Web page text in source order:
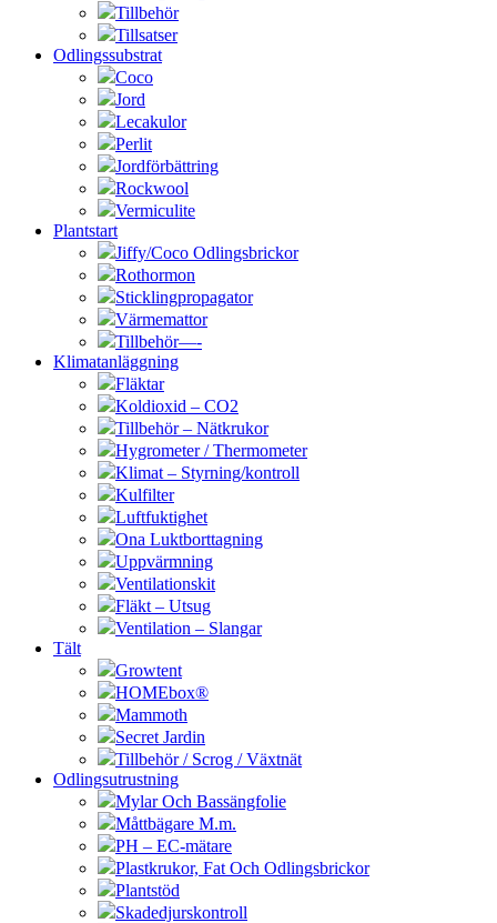
Tillbehör
Tillsatser
Odlingssubstrat
Coco
Jord
Lecakulor
Perlit
Jordförbättring
Rockwool
Vermiculite
Plantstart
Jiffy/Coco Odlingsbrickor
Rothormon
Sticklingpropagator
Värmemattor
Tillbehör—-
Klimatanläggning
Fläktar
Koldioxid – CO2
Tillbehör – Nätkrukor
Hygrometer / Thermometer
Klimat – Styrning/kontroll
Kulfilter
Luftfuktighet
Ona Luktborttagning
Uppvärmning
Ventilationskit
Fläkt – Utsug
Ventilation – Slangar
Tält
Growtent
HOMEbox®
Mammoth
Secret Jardin
Tillbehör / Scrog / Växtnät
Odlingsutrustning
Mylar Och Bassängfolie
Måttbägare M.m.
PH – EC-mätare
Plastkrukor, Fat Och Odlingsbrickor
Plantstöd
Skadedjurskontroll